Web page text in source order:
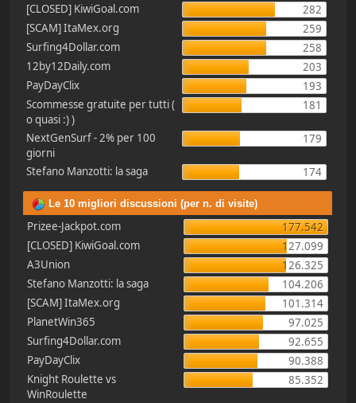
[CLOSED] KiwiGoal.com
282
[SCAM] ItaMex.org
259
Surfing4Dollar.com
258
12by12Daily.com
203
PayDayClix
193
Scommesse gratuite per tutti (
o quasi :) )
181
NextGenSurf - 2% per 100
giorni
179
Stefano Manzotti: la saga 174
Le 10 migliori discussioni (per n. di visite)
Prizee-Jackpot.com
177.542
[CLOSED] KiwiGoal.com
127.099
A3Union
126.325
Stefano Manzotti: la saga
104.206
[SCAM] ItaMex.org
101.314
PlanetWin365
97.025
Surfing4Dollar.com
92.655
PayDayClix
90.388
Knight Roulette vs
WinRoulette
85.352